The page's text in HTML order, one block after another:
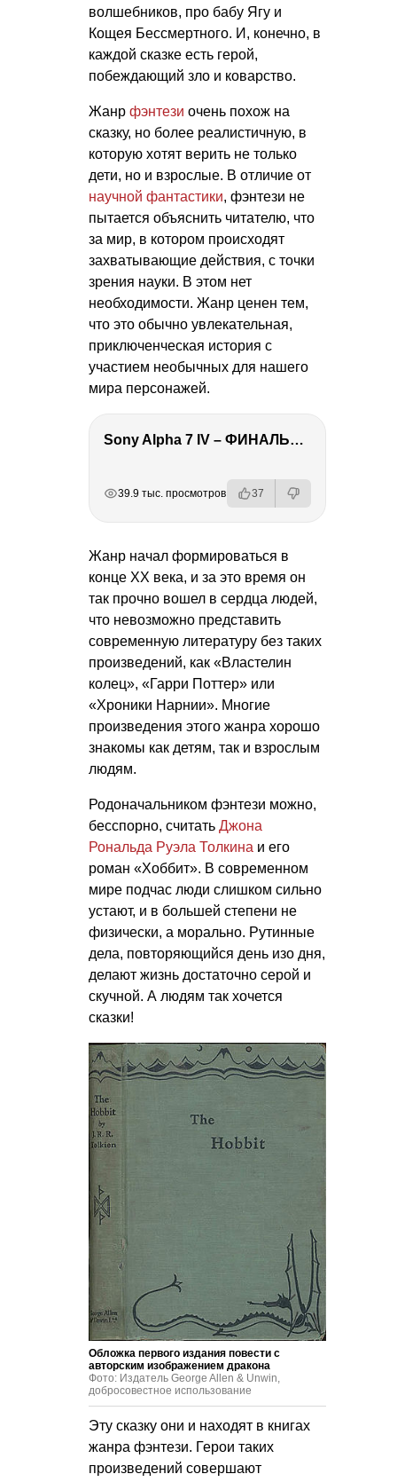
волшебников, про бабу Ягу и
Кощея Бессмертного. И, конечно, в
каждой сказке есть герой,
побеждающий зло и коварство.
Жанр фэнтези очень похож на
сказку, но более реалистичную, в
которую хотят верить не только
дети, но и взрослые. В отличие от
научной фантастики, фэнтези не
пытается объяснить читателю, что
за мир, в котором происходят
захватывающие действия, с точки
зрения науки. В этом нет
необходимости. Жанр ценен тем,
что это обычно увлекательная,
приключенческая история с
участием необычных для нашего
мира персонажей.
Sony Alpha 7 IV – ФИНАЛЬНЫЙ ОБЗОР
39.9 тыс. просмотров 37
Жанр начал формироваться в
конце ХХ века, и за это время он
так прочно вошел в сердца людей,
что невозможно представить
современную литературу без таких
произведений, как «Властелин
колец», «Гарри Поттер» или
«Хроники Нарнии». Многие
произведения этого жанра хорошо
знакомы как детям, так и взрослым
людям.
Родоначальником фэнтези можно,
бесспорно, считать Джона
Рональда Руэла Толкина и его
роман «Хоббит». В современном
мире подчас люди слишком сильно
устают, и в большей степени не
физически, а морально. Рутинные
дела, повторяющийся день изо дня,
делают жизнь достаточно серой и
скучной. А людям так хочется
сказки!
Обложка первого издания повести с
авторским изображением дракона
Фото: Издатель George Allen & Unwin,
добросовестное использование
Эту сказку они и находят в книгах
жанра фэнтези. Герои таких
произведений совершают